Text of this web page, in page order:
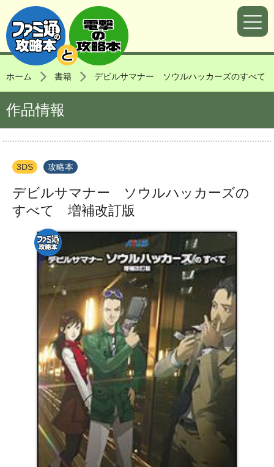
ホーム 書籍 デビルサマナー ソウルハッカーズのすべて
作品情報
3DS 攻略本
デビルサマナー ソウルハッカーズの
すべて 増補改訂版